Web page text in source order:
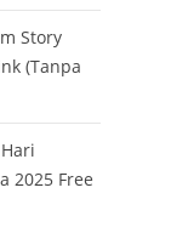
Story
(Tanpa
2025 Free